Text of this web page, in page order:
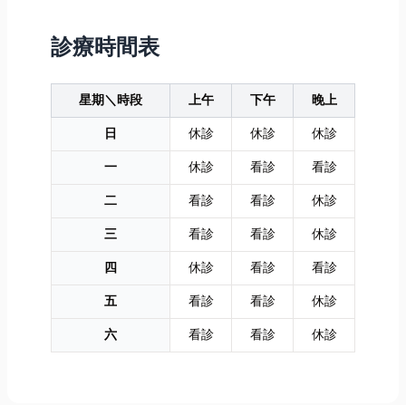
診療時間表
星期＼時段 上午 下午
晚上
日
休診 休診
休診
一
休診 看診
看診
二
看診 看診
休診
三
看診 看診
休診
四
休診 看診
看診
五
看診 看診
休診
六
看診 看診 休診